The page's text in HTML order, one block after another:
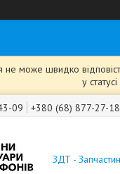
не може швидко
у
09 +380 (68) 877-27-18
ЗДТ -